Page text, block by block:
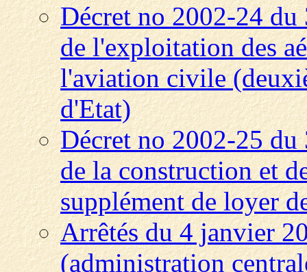
Décret no 2002-24
de l'exploitation des
l'aviation civile
d'Etat)
Décret no 2002-25
de la construction et
supplément de loyer
Arrêtés du 4 janvier
(administration